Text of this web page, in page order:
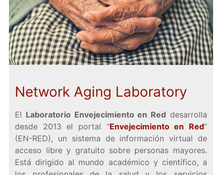
Network Aging Laboratory
El Laboratorio Envejecimiento en Red desarrolla
desde 2013 el portal “Envejecimiento en Red”
(EN-RED), un sistema de información virtual de
acceso libre y gratuito sobre personas mayores.
Está dirigido al mundo académico y científico, a